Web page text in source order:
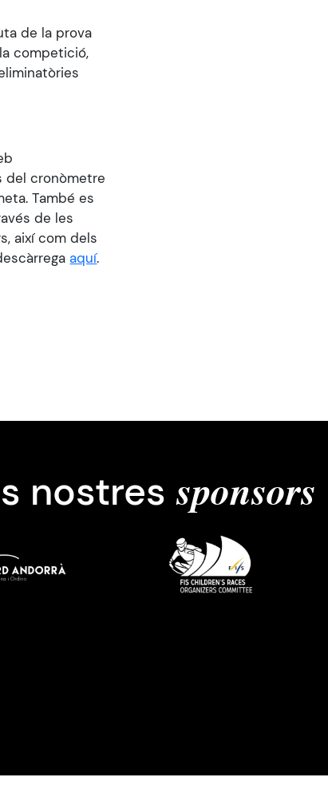
de la prova
competició,
del cronòmetre
També es
de les
així com dels
aquí.
nostres sponsors